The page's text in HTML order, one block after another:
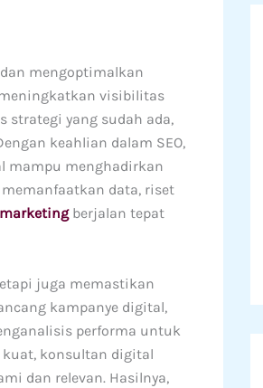
mengoptimalkan
visibilitas
strategi yang sudah ada,
keahlian dalam SEO,
mampu menghadirkan
data, riset
berjalan tepat
juga memastikan
kampanye digital,
performa untuk
konsultan digital
dan relevan. Hasilnya,